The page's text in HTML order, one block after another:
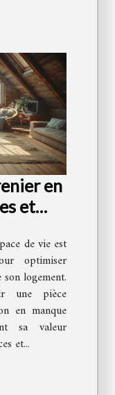
en
et
de vie est
optimiser
logement.
une pièce
en manque
sa valeur
et...